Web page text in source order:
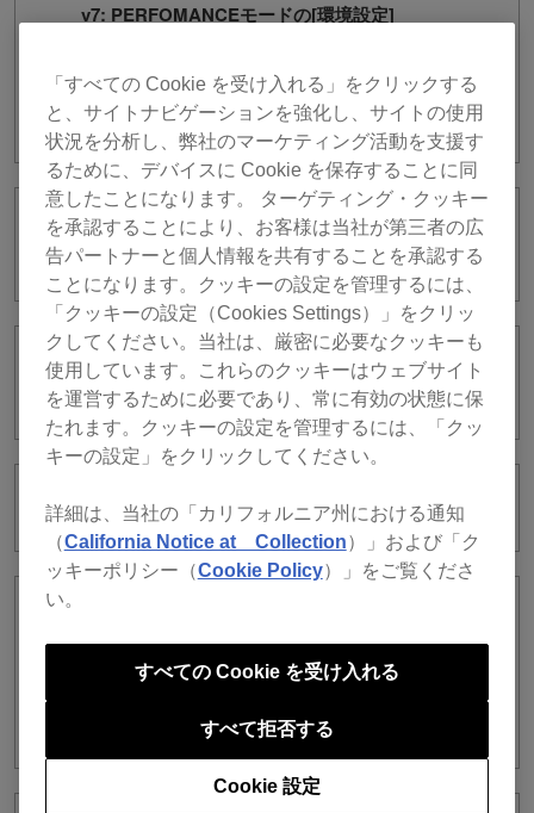
v7: PERFOMANCEモードの[環境設定]
FX SEND/RETURN として利用する]とは
何ですか?
XML形式のコレクションを自動でエクス
ポートすることはできますか？
rekordboxのライブリをTribe XRで利用
できますか？
Tribe XRとは何ですか？
ストレージデバイス内の演奏履歴が取り
込まれません。コンテキストメニューの
されています。
「すべての Cookie を受け入れる」をクリックする
と、サイトナビゲーションを強化し、サイトの使用
状況を分析し、弊社のマーケティング活動を支援す
るために、デバイスに Cookie を保存することに同
意したことになります。 ターゲティング・クッキー
を承認することにより、お客様は当社が第三者の広
告パートナーと個人情報を共有することを承認する
ことになります。クッキーの設定を管理するには、
「クッキーの設定（Cookies Settings）」をクリッ
クしてください。当社は、厳密に必要なクッキーも
使用しています。これらのクッキーはウェブサイト
を運営するために必要であり、常に有効の状態に保
たれます。クッキーの設定を管理するには、「クッ
キーの設定」をクリックしてください。
詳細は、当社の「カリフォルニア州における通知
（California Notice at Collection）」および「ク
ッキーポリシー（Cookie Policy）」をご覧くださ
い。
Cookie 設定
すべて拒否する
すべての Cookie を受け入れる